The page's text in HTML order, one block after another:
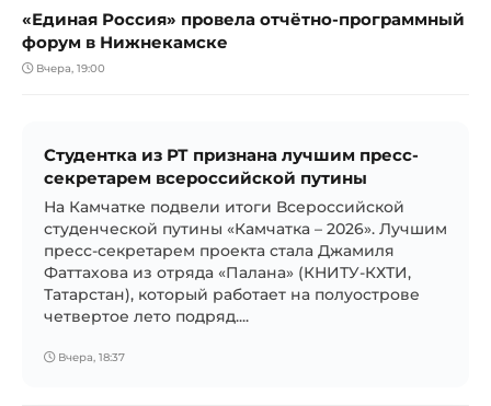
«Единая Россия» провела отчётно-программный
форум в Нижнекамске
Вчера, 19:00
Студентка из РТ признана лучшим пресс-
секретарем всероссийской путины
На Камчатке подвели итоги Всероссийской
студенческой путины «Камчатка – 2026». Лучшим
пресс-секретарем проекта стала Джамиля
Фаттахова из отряда «Палана» (КНИТУ-КХТИ,
Татарстан), который работает на полуострове
четвертое лето подряд....
Вчера, 18:37